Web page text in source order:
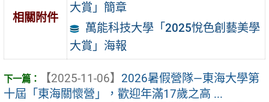
相關附件
大賞」簡章
萬能科技大學「2025悅色創藝美學
大賞」海報
【2025-11-06】 2026暑假營隊—東海大學第
十屆「東海關懷營」，歡迎年滿17歲之高 ...